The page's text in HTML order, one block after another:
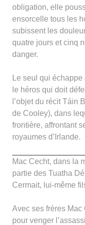
obligation, elle
ensorcelle tous les
subissent les
quatre jours et cinq
danger.
Le seul qui
le héros qui doit
l’objet du récit Táin
de Cooley), dans
frontière, affrontant
royaumes d’Irlande.
Mac Cecht, dans la
partie des Tuatha
Cermait, lui-même
Avec ses frères
pour venger